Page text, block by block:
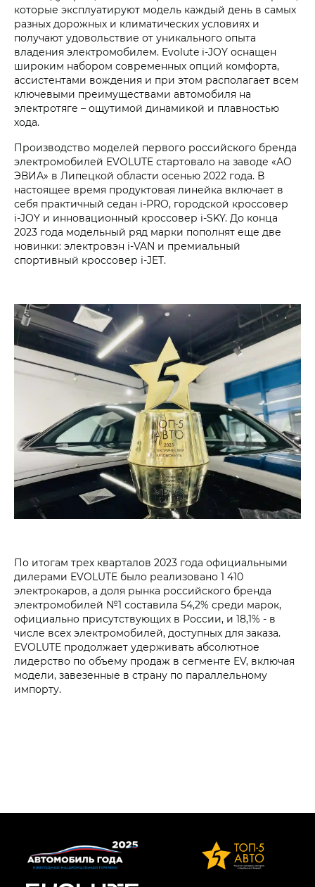
которые эксплуатируют модель каждый день в самых
разных дорожных и климатических условиях и
получают удовольствие от уникального опыта
владения электромобилем. Evolute i‑JOY оснащен
широким набором современных опций комфорта,
ассистентами вождения и при этом располагает всем
ключевыми преимуществами автомобиля на
электротяге – ощутимой динамикой и плавностью
хода.
Производство моделей первого российского бренда
электромобилей EVOLUTE стартовало на заводе «АО
ЭВИА» в Липецкой области осенью 2022 года. В
настоящее время продуктовая линейка включает в
себя практичный седан i‑PRO, городской кроссовер
i‑JOY и инновационный кроссовер i‑SKY. До конца
2023 года модельный ряд марки пополнят еще две
новинки: электровэн i‑VAN и премиальный
спортивный кроссовер i‑JET.
По итогам трех кварталов 2023 года официальными
дилерами EVOLUTE было реализовано 1 410
электрокаров, а доля рынка российского бренда
электромобилей №1 составила 54,2% среди марок,
официально присутствующих в России, и 18,1% - в
числе всех электромобилей, доступных для заказа.
EVOLUTE продолжает удерживать абсолютное
лидерство по объему продаж в сегменте EV, включая
модели, завезенные в страну по параллельному
импорту.